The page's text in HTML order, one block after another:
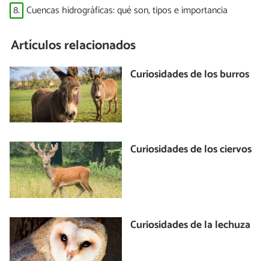
8. Cuencas hidrográficas: qué son, tipos e importancia
Artículos relacionados
Curiosidades de los burros
Curiosidades de los ciervos
Curiosidades de la lechuza